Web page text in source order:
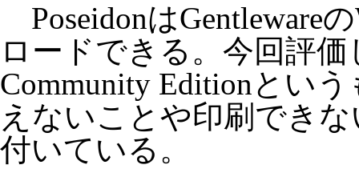
PoseidonはGentleware
ロードできる。今回評
Community Editionとい
えないことや印刷でき
付いている。